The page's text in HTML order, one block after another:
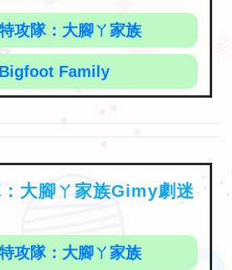
攻隊：大腳ㄚ家族
Bigfoot Family
大腳ㄚ家族Gimy劇迷
攻隊：大腳ㄚ家族